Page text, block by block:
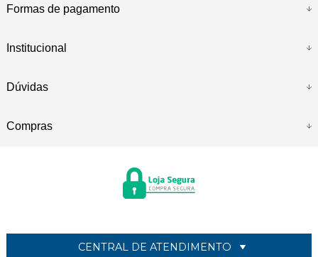
Formas de pagamento
Institucional
Dúvidas
Compras
CENTRAL DE ATENDIMENTO